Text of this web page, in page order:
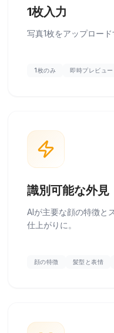
1枚入力
写真1枚をアップロー
1枚のみ 即時プレビュー
識別可能な外見
AIが主要な顔の特徴と
仕上がりに。
顔の特徴 髪型と表情